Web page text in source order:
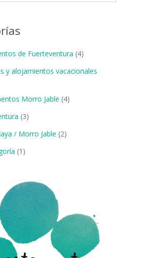
de Fuerteventura (4)
y alojamientos vacacionales
Morro Jable (4)
(3)
/ Morro Jable (2)
(1)